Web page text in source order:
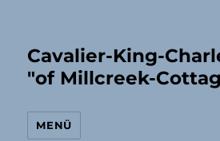
Cavalier-King-
"of Millcreek-
MENÜ